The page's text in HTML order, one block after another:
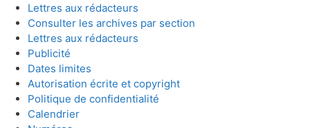
Lettres aux rédacteurs
Consulter les archives par section
Lettres aux rédacteurs
Publicité
Dates limites
Autorisation écrite et copyright
Politique de confidentialité
Calendrier